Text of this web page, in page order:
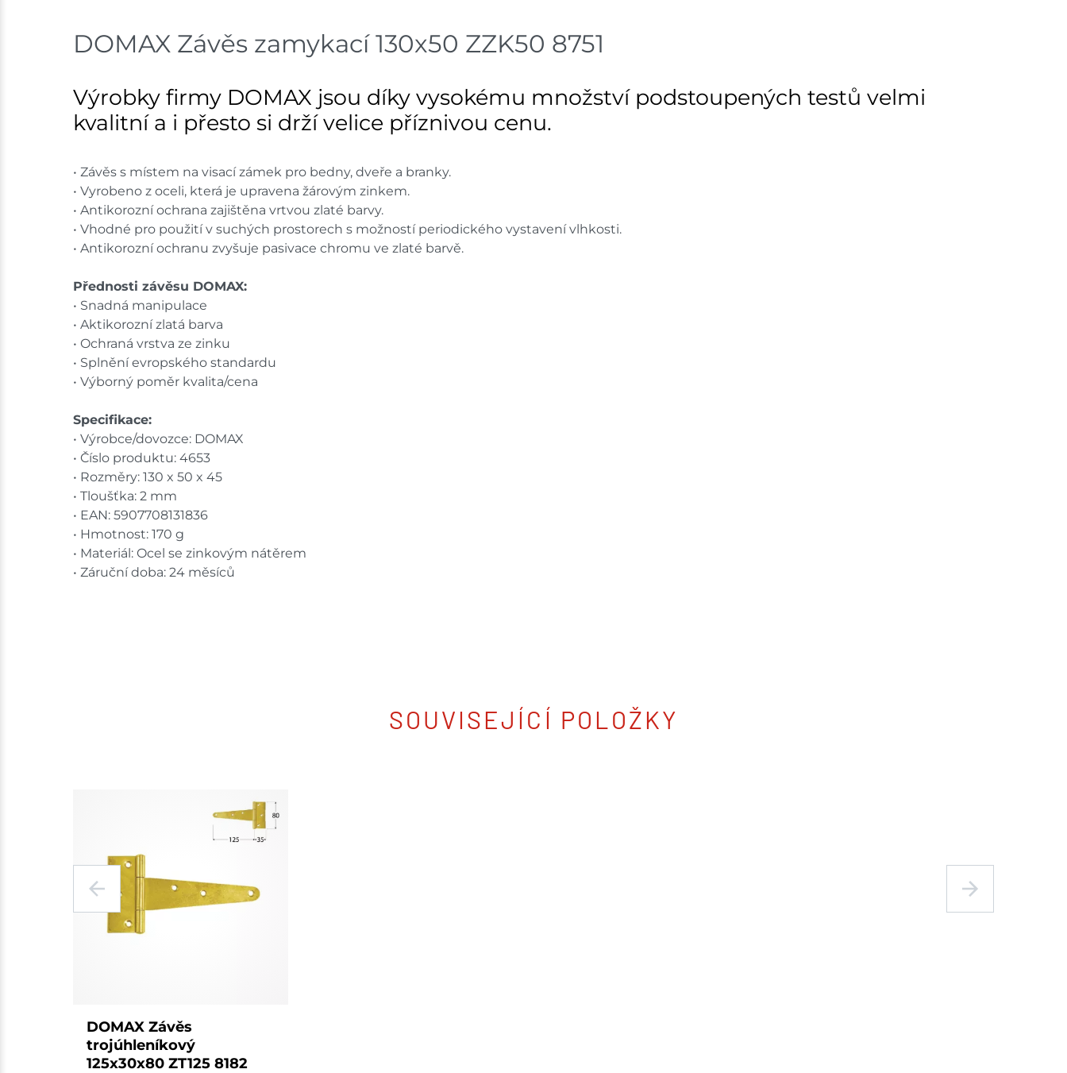
Skladové množství na prodejnách je pouze orientační.
DOMAX Závěs zamykací 130x50 ZZK50 8751
Výrobky firmy DOMAX jsou díky vysokému množství podstoupených testů velmi
kvalitní a i přesto si drží velice příznivou cenu.
• Závěs s místem na visací zámek pro bedny, dveře a branky.
• Vyrobeno z oceli, která je upravena žárovým zinkem.
• Antikorozní ochrana zajištěna vrtvou zlaté barvy.
• Vhodné pro použití v suchých prostorech s možností periodického vystavení vlhkosti.
• Antikorozní ochranu zvyšuje pasivace chromu ve zlaté barvě.
Přednosti závěsu DOMAX:
• Snadná manipulace
• Aktikorozní zlatá barva
• Ochraná vrstva ze zinku
• Splnění evropského standardu
• Výborný poměr kvalita/cena
Specifikace:
• Výrobce/dovozce: DOMAX
• Číslo produktu: 4653
• Rozměry: 130 x 50 x 45
• Tloušťka: 2 mm
• EAN: 5907708131836
• Hmotnost: 170 g
• Materiál: Ocel se zinkovým nátěrem
• Záruční doba: 24 měsíců
SOUVISEJÍCÍ POLOŽKY
DOMAX Závěs
trojúhleníkový
125x30x80 ZT125 8182